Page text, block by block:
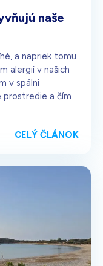
naše
a napriek tomu
alergií v našich
v spálni
prostredie a čím
CELÝ ČLÁNOK